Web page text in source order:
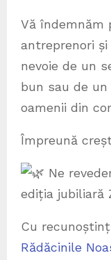
Vă îndemnăm
antreprenori
nevoie de un
bun sau de
oamenii din
Împreună
Ne
ediția jubiliară
Cu
Rădăcinile